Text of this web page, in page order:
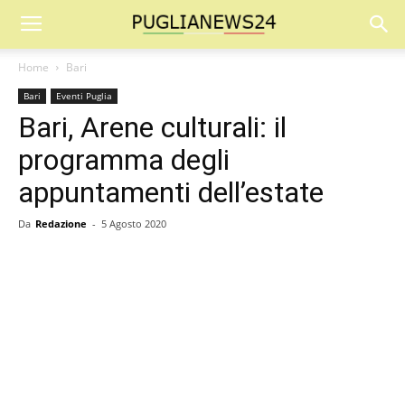
Home Bari
Bari Eventi Puglia
Bari, Arene culturali: il
programma degli
appuntamenti dell’estate
Da Redazione - 5 Agosto 2020